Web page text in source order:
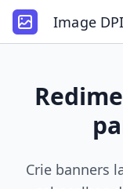
Image DPI
Crie banners